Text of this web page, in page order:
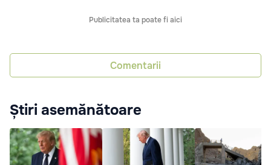
Publicitatea ta poate fi aici
Comentarii
Știri asemănătoare